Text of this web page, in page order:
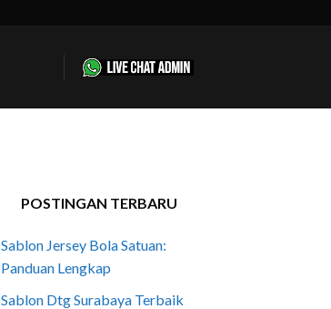
POSTINGAN TERBARU
Sablon Jersey Bola Satuan:
Panduan Lengkap
Sablon Dtg Surabaya Terbaik